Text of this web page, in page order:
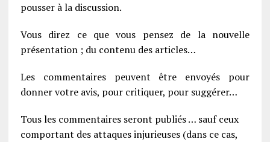
pousser à la discussion.
Vous direz ce que vous pensez de la nouvelle
présentation ; du contenu des articles…
Les commentaires peuvent être envoyés pour
donner votre avis, pour critiquer, pour suggérer…
Tous les commentaires seront publiés … sauf ceux
comportant des attaques injurieuses (dans ce cas,